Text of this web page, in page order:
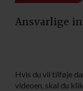
Ansvarlige
Hvis du vil tilføje
videoen, skal du